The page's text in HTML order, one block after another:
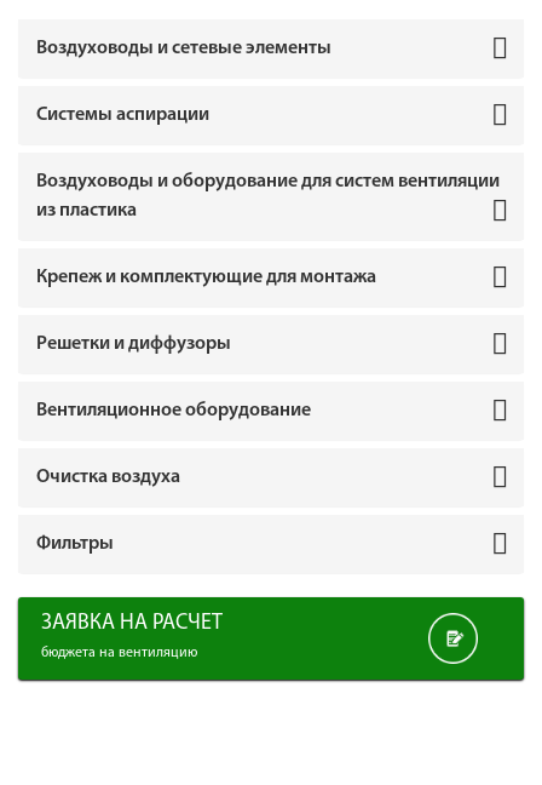
Воздуховоды и сетевые элементы
Системы аспирации
Воздуховоды и оборудование для систем вентиляции
из пластика
Крепеж и комплектующие для монтажа
Решетки и диффузоры
Вентиляционное оборудование
Очистка воздуха
Фильтры
ЗАЯВКА НА РАСЧЕТ
бюджета на вентиляцию